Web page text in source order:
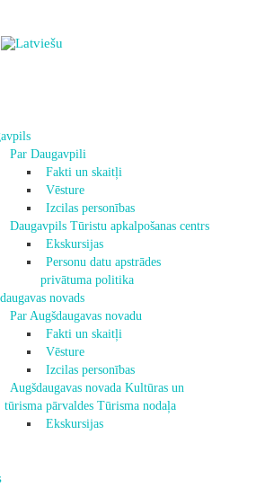
Par Daugavpili
Fakti un skaitļi
Vēsture
Izcilas personības
Daugavpils Tūristu apkalpošanas centrs
Ekskursijas
Personu datu apstrādes
privātuma politika
novads
Par Augšdaugavas novadu
Fakti un skaitļi
Vēsture
Izcilas personības
Augšdaugavas novada Kultūras un
tūrisma pārvaldes Tūrisma nodaļa
Ekskursijas